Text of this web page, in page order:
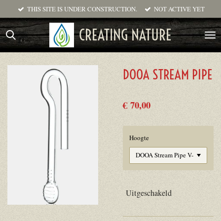
direct
naar
de
CREATING NATURE
THIS SITE IS UNDER CONSTRUCTION. NOT ACTIVE YET
DOOA STREAM PIPE
€ 70,00
Hoogte
Uitgeschakeld